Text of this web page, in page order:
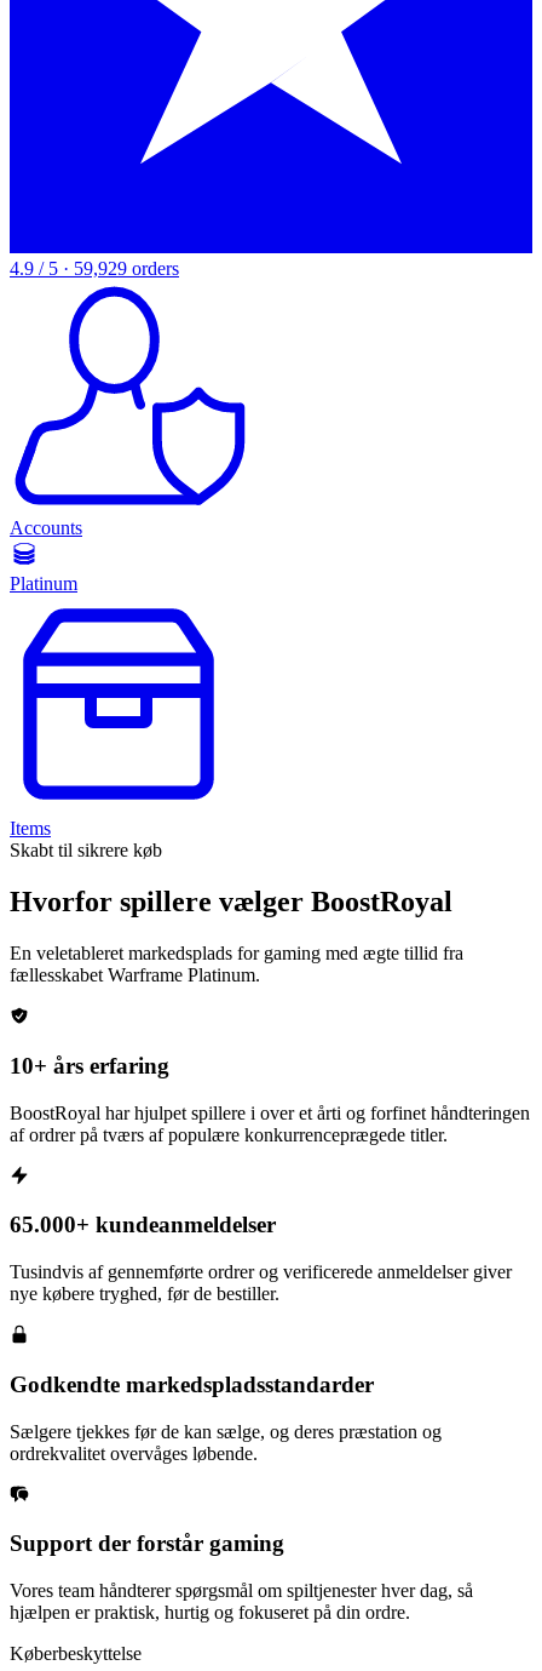
4.9 / 5 · 59,929 orders
Accounts
Platinum
Items
Skabt til sikrere køb
Hvorfor spillere vælger BoostRoyal
En veletableret markedsplads for gaming med ægte tillid fra
fællesskabet Warframe Platinum.
10+ års erfaring
BoostRoyal har hjulpet spillere i over et årti og forfinet håndteringen
af ordrer på tværs af populære konkurrenceprægede titler.
65.000+ kundeanmeldelser
Tusindvis af gennemførte ordrer og verificerede anmeldelser giver
nye købere tryghed, før de bestiller.
Godkendte markedspladsstandarder
Sælgere tjekkes før de kan sælge, og deres præstation og
ordrekvalitet overvåges løbende.
Support der forstår gaming
Vores team håndterer spørgsmål om spiltjenester hver dag, så
hjælpen er praktisk, hurtig og fokuseret på din ordre.
Køberbeskyttelse